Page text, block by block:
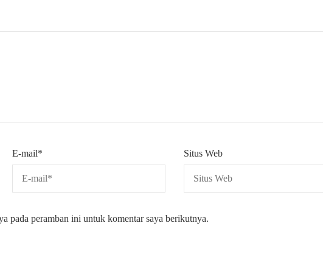
E-mail* Situs Web
pada peramban ini untuk komentar saya berikutnya.